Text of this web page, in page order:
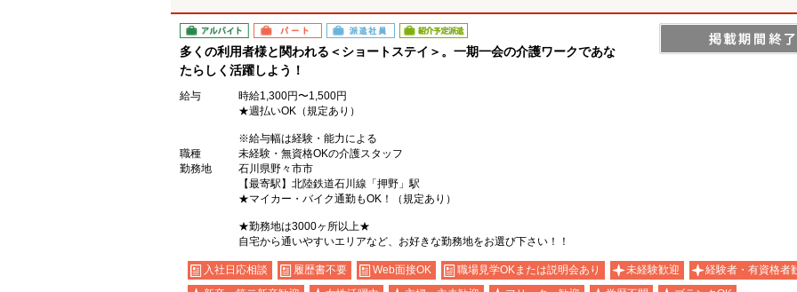
アルバイト パート 派遣社員 紹介予定派遣
多くの利用者様と関われる＜ショートステイ＞。一期一会の介護ワークであな
たらしく活躍しよう！
給与
時給1,300円〜1,500円
★週払いOK（規定あり）
※給与幅は経験・能力による
職種
未経験・無資格OKの介護スタッフ
勤務地
石川県野々市市
【最寄駅】北陸鉄道石川線「押野」駅
★マイカー・バイク通勤もOK！（規定あり）
★勤務地は3000ヶ所以上★
自宅から通いやすいエリアなど、お好きな勤務地をお選び下さい！！
入社日応相談 履歴書不要 Web面接OK 職場見学OKまたは説明会あり 未経験歓迎
経験者・有資格者